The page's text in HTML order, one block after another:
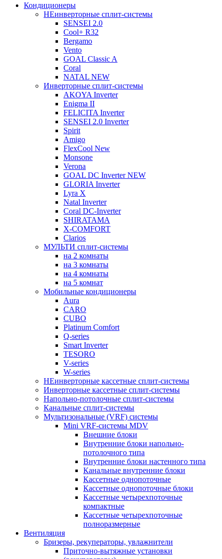
Кондиционеры
НЕинверторные сплит-системы
SENSEI 2.0
Cool+ R32
Bergamo
Vento
GOAL Classic A
Coral
NATAL NEW
Инверторные сплит-системы
AKOYA Inverter
Enigma II
FELICITA Inverter
SENSEI 2.0 Inverter
Spirit
Amigo
FlexCool New
Monsone
Verona
GOAL DC Inverter NEW
GLORIA Inverter
Lyra X
Natal Inverter
Coral DC-Inverter
SHIRATAMA
X-COMFORT
Clarios
МУЛЬТИ сплит-системы
на 2 комнаты
на 3 комнаты
на 4 комнаты
на 5 комнат
Мобильные кондиционеры
Aura
CARO
CUBO
Platinum Comfort
Q-series
Smart Inverter
TESORO
V-series
W-series
НЕинверторные кассетные сплит-системы
Инверторные кассетные сплит-системы
Напольно-потолочные сплит-системы
Канальные сплит-системы
Мультизональные (VRF) системы
Mini VRF-системы MDV
Внешние блоки
Внутренние блоки напольно-
потолочного типа
Внутренние блоки настенного типа
Канальные внутренние блоки
Кассетные однопоточные
Кассетные однопоточные блоки
Кассетные четырехпоточные
компактные
Кассетные четырехпоточные
полноразмерные
Вентиляция
Бризеры, рекуператоры, увлажнители
Приточно-вытяжные установки